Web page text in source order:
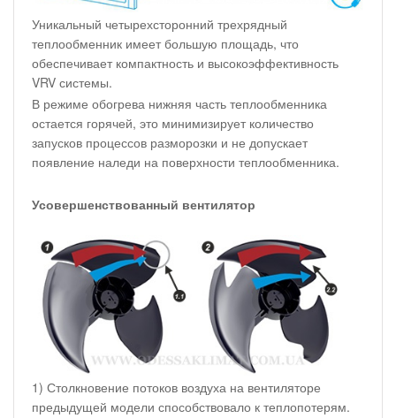
Уникальный четырехсторонний трехрядный
теплообменник имеет большую площадь, что
обеспечивает компактность и высокоэффективность
VRV системы.
В режиме обогрева нижняя часть теплообменника
остается горячей, это минимизирует количество
запусков процессов разморозки и не допускает
появление наледи на поверхности теплообменника.
Усовершенствованный вентилятор
1) Столкновение потоков воздуха на вентиляторе
предыдущей модели способствовало к теплопотерям.